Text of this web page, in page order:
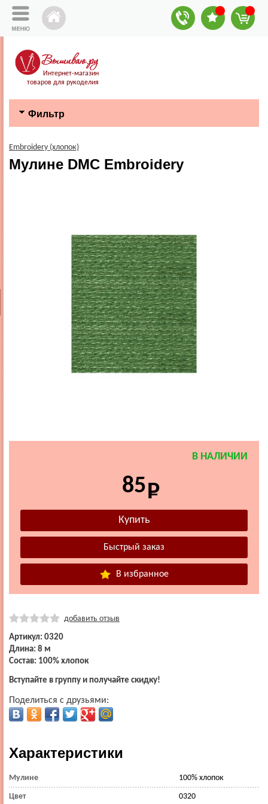
Интернет-магазин
товаров для рукоделия
Фильтр
Embroidery (хлопок)
Мулине DMC Embroidery
В НАЛИЧИИ
85
В избранное
добавить отзыв
Артикул: 0320
Длина: 8 м
Состав: 100% хлопок
Вступайте в группу и получайте скидку!
Поделиться с друзьями:
Характеристики
Мулине 100% хлопок
Цвет 0320